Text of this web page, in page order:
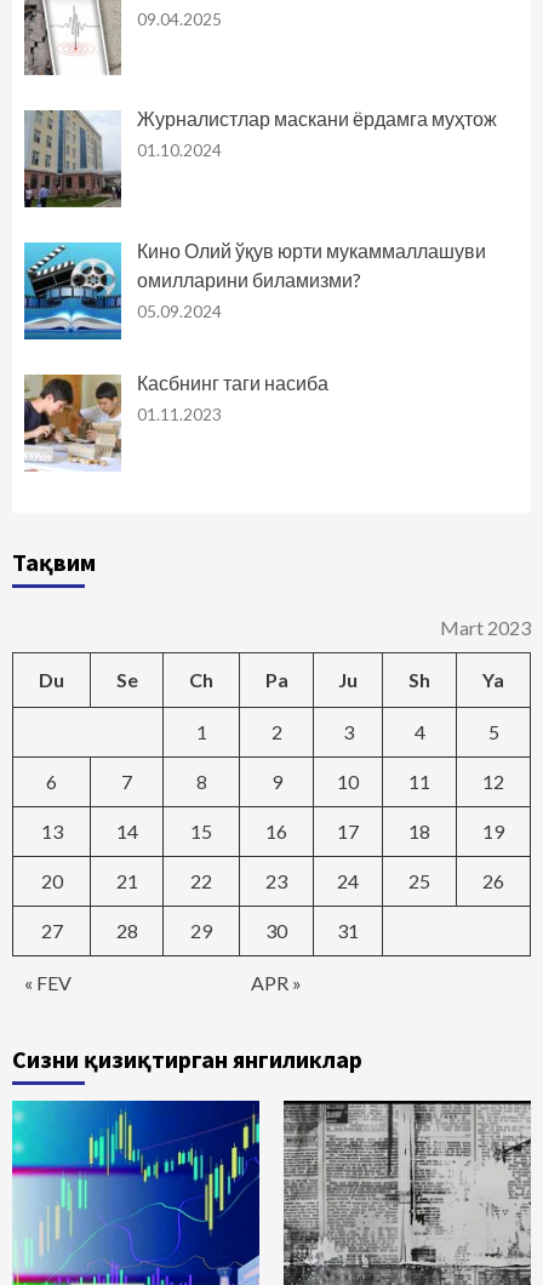
09.04.2025
Журналистлар маскани ёрдамга муҳтож
01.10.2024
Кино Олий ўқув юрти мукаммаллашуви
омилларини биламизми?
05.09.2024
Касбнинг таги насиба
01.11.2023
Тақвим
Mart 2023
Du Se Ch Pa Ju Sh Ya
« FEV APR »
1 2 3 4 5
6 7 8 9 10 11 12
13 14 15 16 17 18 19
20 21 22 23 24 25 26
27 28 29 30 31
Сизни қизиқтирган янгиликлар